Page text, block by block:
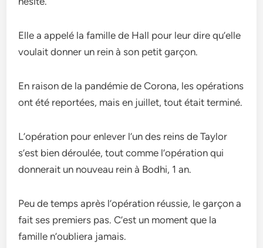
Elle a appelé la famille de Hall pour leur dire qu’elle
voulait donner un rein à son petit garçon.
En raison de la pandémie de Corona, les opérations
ont été reportées, mais en juillet, tout était terminé.
L’opération pour enlever l’un des reins de Taylor
s’est bien déroulée, tout comme l’opération qui
donnerait un nouveau rein à Bodhi, 1 an.
Peu de temps après l’opération réussie, le garçon a
fait ses premiers pas. C’est un moment que la
famille n’oubliera jamais.